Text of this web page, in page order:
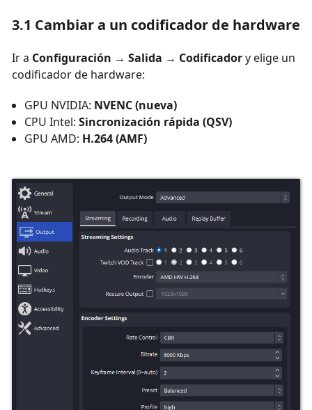
3.1 Cambiar a un codificador de hardware
Ir a Configuración → Salida → Codificadory elige un
codificador de hardware:
GPU NVIDIA: NVENC (nueva)
CPU Intel: Sincronización rápida (QSV)
GPU AMD: H.264 (AMF)